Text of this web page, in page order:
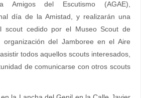
Amigos del Escutismo (AGAE),
día de la Amistad, y realizarán una
scout cedido por el Museo Scout de
del Jamboree en el Aire
todos aquellos scouts interesados,
de comunicarse con otros scouts